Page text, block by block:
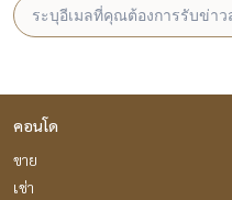
คอนโด
ขาย
เช่า